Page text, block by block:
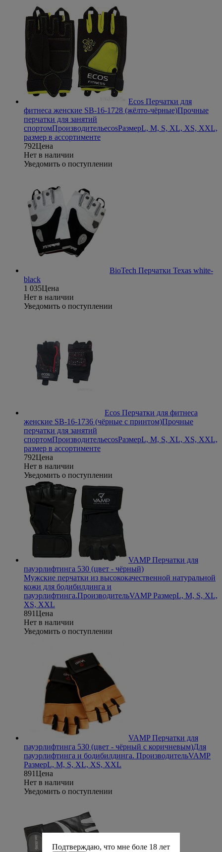
Ecos Перчатки для
фитнеса женские SB-16-1728 (жёлто-чёрные)Прочные
перчатки для занятий
спортомПроизводительecosРазмерL, M, S, XL, XS, XXL,
размер в ассортименте
792Цена
Нет в наличии
Уведомить о поступлении
BioTech Перчатки Texas white-
black
1 035Цена
Нет в наличии
Уведомить о поступлении
Ecos Перчатки для фитнеса
женские SB-16-1736 (чёрные с принтом)Прочные
перчатки для занятий
спортомПроизводительecosРазмерL, M, S, XL, XS, XXL,
размер в ассортименте
792Цена
Нет в наличии
Уведомить о поступлении
VAMP Перчатки для
пауэрлифтинга 530 (цвет - чёрный)
Мужские перчатки из высококачественной натуральной
кожи для бодибилдинга и
пауэрлифтинга.ПроизводительVAMPРазмерL, M, S, XL,
XS, XXL
891Цена
Нет в наличии
Уведомить о поступлении
VAMP Перчатки для
пауэрлифтинга 530 (цвет - чёрный с коричневым)Для
пауэрлифтинга и бодибилдинга. ПроизводительVAMP
РазмерL, M, S, XL, XS, XXL
891Цена
Нет в наличии
Уведомить о поступлении
Подтверждаю, что мне боле 18 лет